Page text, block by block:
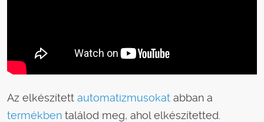
Az elkészített automatizmusokat abban a
termékben találod meg, ahol elkészítetted.